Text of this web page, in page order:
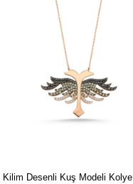
Kilim Desenli Kuş Modeli Kolye